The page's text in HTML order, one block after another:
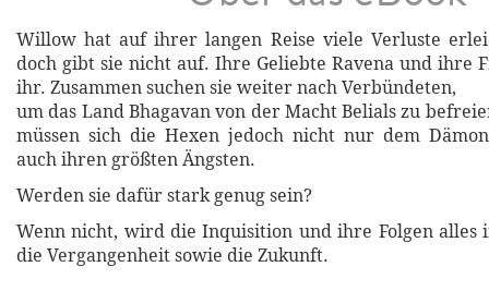
Willow hat auf ihrer langen Reise viele Verluste
doch gibt sie nicht auf. Ihre Geliebte Ravena und ihre
ihr. Zusammen suchen sie weiter nach Verbündeten,
um das Land Bhagavan von der Macht Belials zu
müssen sich die Hexen jedoch nicht nur dem
auch ihren größten Ängsten.
Werden sie dafür stark genug sein?
Wenn nicht, wird die Inquisition und ihre Folgen alles
die Vergangenheit sowie die Zukunft.